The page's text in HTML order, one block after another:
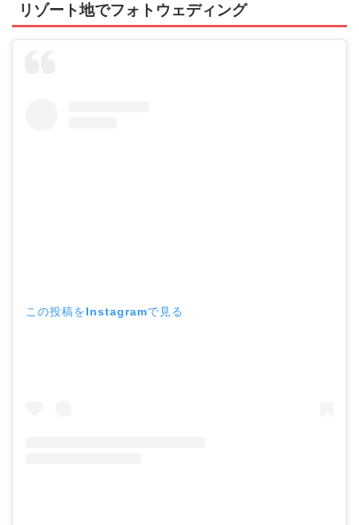
リゾート地でフォトウェディング
この投稿をInstagramで見る